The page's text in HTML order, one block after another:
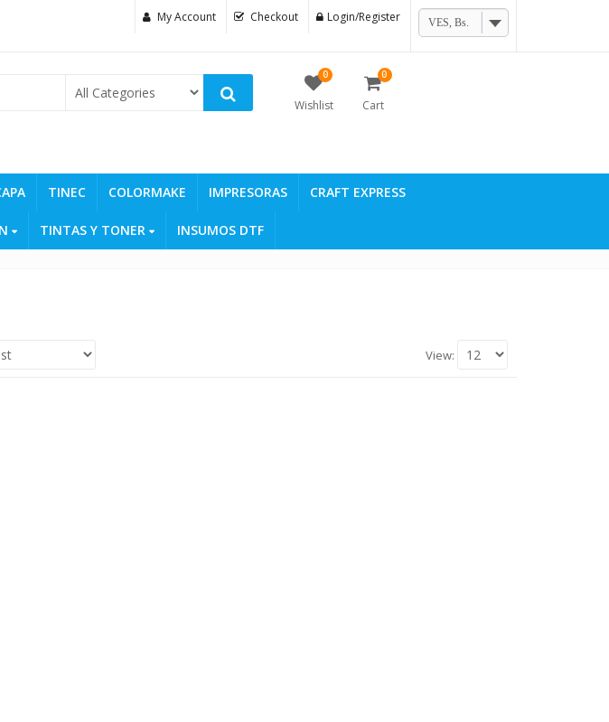
My Account Checkout Login/Register VES, Bs.
0
Wishlist
0
Cart
TINEC COLORMAKE IMPRESORAS CRAFT EXPRESS
TINTAS Y TONER INSUMOS DTF
View: